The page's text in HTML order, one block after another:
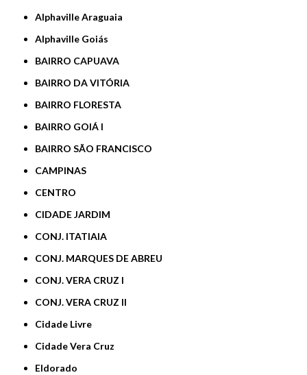
Alphaville Araguaia
Alphaville Goiás
BAIRRO CAPUAVA
BAIRRO DA VITÓRIA
BAIRRO FLORESTA
BAIRRO GOIÁ I
BAIRRO SÃO FRANCISCO
CAMPINAS
CENTRO
CIDADE JARDIM
CONJ. ITATIAIA
CONJ. MARQUES DE ABREU
CONJ. VERA CRUZ I
CONJ. VERA CRUZ II
Cidade Livre
Cidade Vera Cruz
Eldorado